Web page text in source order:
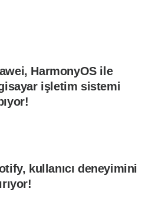
HarmonyOS ile
işletim sistemi
kullanıcı deneyimini